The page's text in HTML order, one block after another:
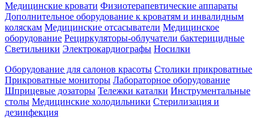
Медицинские кровати Физиотерапевтические аппараты
Дополнительное оборудование к кроватям и инвалидным
коляскам Медицинские отсасыватели Медицинское
оборудование Рециркуляторы-облучатели бактерицидные
Светильники Электрокардиографы Носилки
Оборудование для салонов красоты Столики прикроватные
Прикроватные мониторы Лабораторное оборудование
Шприцевые дозаторы Тележки каталки Инструментальные
столы Медицинские холодильники Стерилизация и
дезинфекция